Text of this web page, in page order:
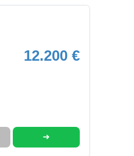
12.200 €
➜